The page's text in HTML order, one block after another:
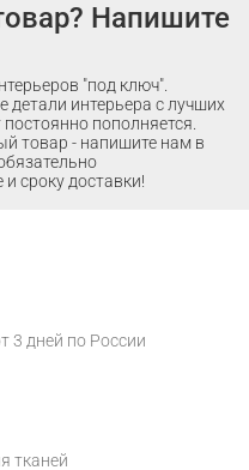
Напишите
"под ключ".
детали интерьера с лучших
пополняется.
товар - напишите нам в
сроку доставки!
3 дней по России
тканей